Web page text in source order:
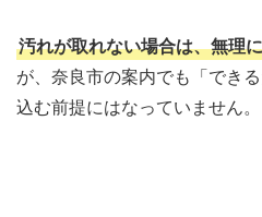
汚れが取れない場合は、無理
が、奈良市の案内でも「でき
込む前提にはなっていません。